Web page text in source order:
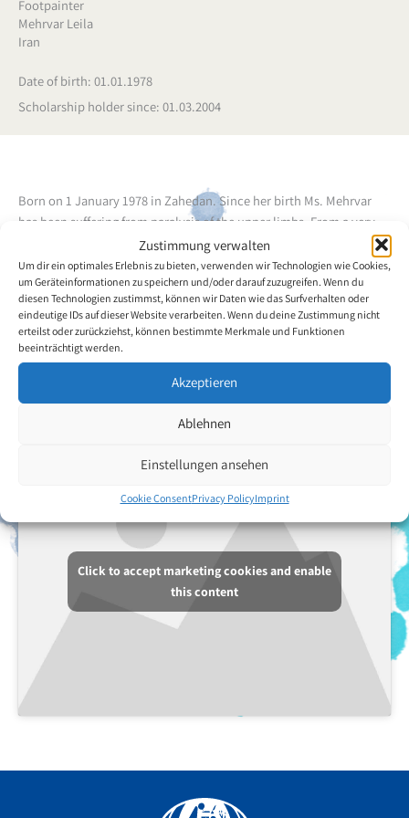
Zustimmung verwalten
Um dir ein optimales Erlebnis zu bieten, verwenden wir Technologien wie Cookies,
um Geräteinformationen zu speichern und/oder darauf zuzugreifen. Wenn du
diesen Technologien zustimmst, können wir Daten wie das Surfverhalten oder
eindeutige IDs auf dieser Website verarbeiten. Wenn du deine Zustimmung nicht
erteilst oder zurückziehst, können bestimmte Merkmale und Funktionen
beeinträchtigt werden.
Akzeptieren
Ablehnen
Einstellungen ansehen
Cookie ConsentPrivacy PolicyImprint
Footpainter
Mehrvar Leila
Iran
Date of birth: 01.01.1978
Scholarship holder since: 01.03.2004
Born on 1 January 1978 in Zahedan. Since her birth Ms. Mehrvar
has been suffering from paralysis of the upper limbs. From a very
early age on she carried out diverse tasks with her feet, and also
used her feet to paint and draw. The foot painting artist is currently
studying psychology. For a long period the artist also attended art
classes taught by well-known Iranian artists. The artist greatly
enjoys painting with the foot and her unflagging energy inspires
her to create one painting after the other.
Back to the artists overview
Click to accept marketing cookies and enable
this content
Facebook
YouTube
Instagram